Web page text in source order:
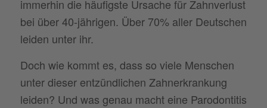
immerhin die häufigste Ursache für Zahnverlust
bei über 40-jährigen. Über 70% aller Deutschen
leiden unter ihr.
Doch wie kommt es, dass so viele Menschen
unter dieser entzündlichen Zahnerkrankung
leiden? Und was genau macht eine Parodontitis